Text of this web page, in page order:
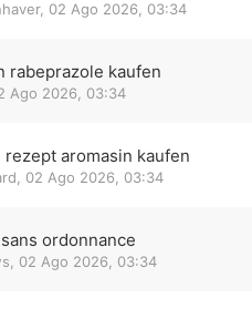
, 02 Ago 2026, 03:34
rabeprazole kaufen
Ago 2026, 03:34
aromasin kaufen
02 Ago 2026, 03:34
ordonnance
02 Ago 2026, 03:34